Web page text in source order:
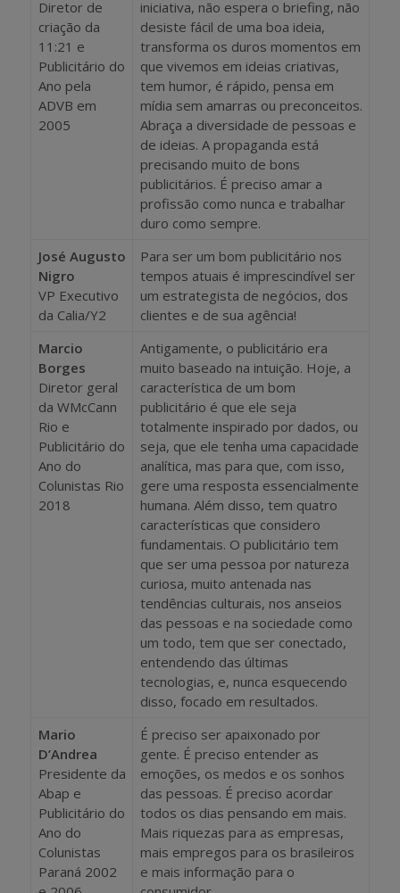
Diretor de
criação da
11:21 e
Publicitário do
Ano pela
ADVB em
2005
iniciativa, não espera o briefing, não
desiste fácil de uma boa ideia,
transforma os duros momentos em
que vivemos em ideias criativas,
tem humor, é rápido, pensa em
mídia sem amarras ou preconceitos.
Abraça a diversidade de pessoas e
de ideias. A propaganda está
precisando muito de bons
publicitários. É preciso amar a
profissão como nunca e trabalhar
duro como sempre.
José Augusto
Nigro
VP Executivo
da Calia/Y2
Para ser um bom publicitário nos
tempos atuais é imprescindível ser
um estrategista de negócios, dos
clientes e de sua agência!
Marcio
Borges
Diretor geral
da WMcCann
Rio e
Publicitário do
Ano do
Colunistas Rio
2018
Antigamente, o publicitário era
muito baseado na intuição. Hoje, a
característica de um bom
publicitário é que ele seja
totalmente inspirado por dados, ou
seja, que ele tenha uma capacidade
analítica, mas para que, com isso,
gere uma resposta essencialmente
humana. Além disso, tem quatro
características que considero
fundamentais. O publicitário tem
que ser uma pessoa por natureza
curiosa, muito antenada nas
tendências culturais, nos anseios
das pessoas e na sociedade como
um todo, tem que ser conectado,
entendendo das últimas
tecnologias, e, nunca esquecendo
disso, focado em resultados.
Mario
D’Andrea
Presidente da
Abap e
Publicitário do
Ano do
Colunistas
Paraná 2002
É preciso ser apaixonado por
gente. É preciso entender as
emoções, os medos e os sonhos
das pessoas. É preciso acordar
todos os dias pensando em mais.
Mais riquezas para as empresas,
mais empregos para os brasileiros
e mais informação para o